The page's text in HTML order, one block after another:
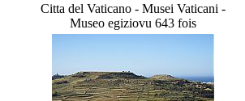
Citta del Vaticano - Musei Vaticani -
Museo egiziovu 643 fois